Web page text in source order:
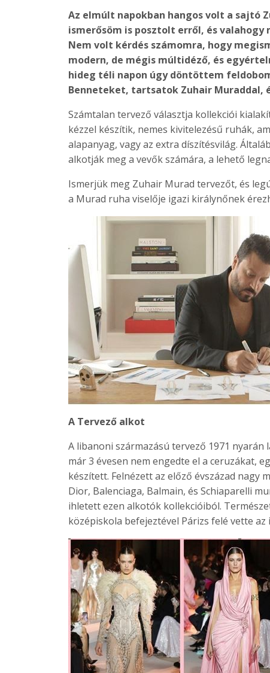
Az elmúlt napokban hangos volt a sajtó
ismerősöm is posztolt erről, és
Nem volt kérdés számomra, hogy
modern, de mégis múltidéző, és
hideg téli napon úgy döntöttem
Benneteket, tartsatok Zuhair Muraddal,
Számtalan tervező választja kollekciói
kézzel készítik, nemes kivitelezésű ruhák,
alapanyag, vagy az extra díszítésvilág.
alkotják meg a vevők számára, a lehető
Ismerjük meg Zuhair Murad tervezőt, és
a Murad ruha viselője igazi királynőnek
A Tervező alkot
A libanoni származású tervező 1971
már 3 évesen nem engedte el a ceruzákat,
készített. Felnézett az előző évszázad
Dior, Balenciaga, Balmain, és Schiaparelli
ihletett ezen alkotók kollekcióiból.
középiskola befejeztével Párizs felé vette